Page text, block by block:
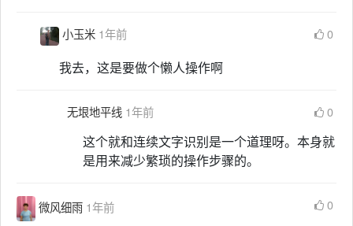
小玉米 1年前 0
我去，这是要做个懒人操作啊
无垠地平线 1年前 0
这个就和连续文字识别是一个道理呀。本身就
是用来减少繁琐的操作步骤的。
微风细雨 1年前 0